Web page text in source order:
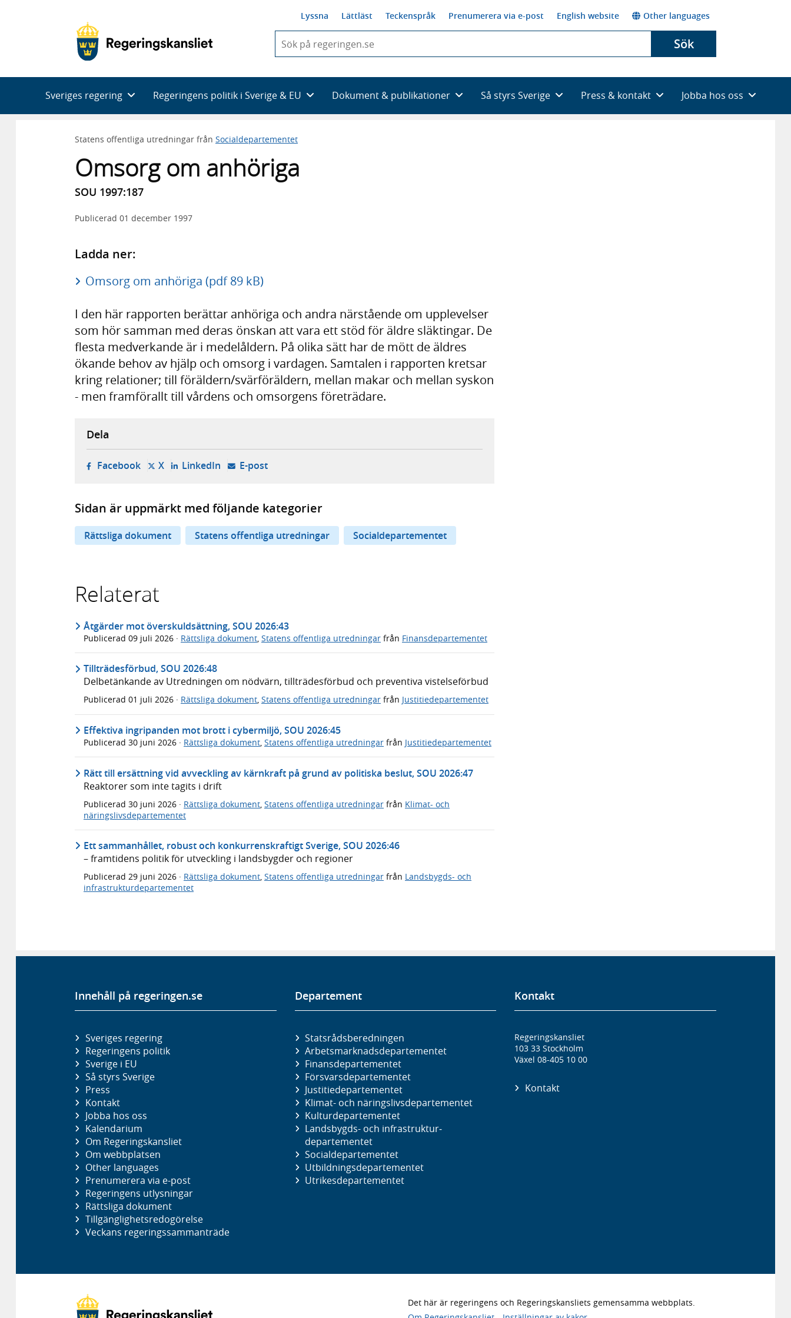
Lyssna Lättläst Teckenspråk Prenumerera via e-post English website Other languages
du
skriva
framträder
en
med
Sök
Sveriges regering Regeringens politik i Sverige & EU Dokument & publikationer Så styrs Sverige Press & kontakt Jobba hos oss
Statens offentliga utredningar från Socialdepartementet
Omsorg om anhöriga
SOU 1997:187
Publicerad 01 december 1997
Ladda ner:
Omsorg om anhöriga (pdf 89 kB)
I den här rapporten berättar anhöriga och andra närstående om upplevelser
som hör samman med deras önskan att vara ett stöd för äldre släktingar. De
flesta medverkande är i medelåldern. På olika sätt har de mött de äldres
ökande behov av hjälp och omsorg i vardagen. Samtalen i rapporten kretsar
kring relationer; till föräldern/svärföräldern, mellan makar och mellan syskon
- men framförallt till vårdens och omsorgens företrädare.
Dela
Facebook- öppnas i ny flik, extern webbplats,
X- öppnas i ny flik, extern webbplats,
LinkedIn- öppnas i ny flik, extern webbplats,
E-post- öppnar din e-postklient,
Sidan är uppmärkt med följande kategorier
Rättsliga dokument Statens offentliga utredningar Socialdepartementet
Relaterat
Åtgärder mot överskuldsättning, SOU 2026:43
Publicerad 09 juli 2026 · Rättsliga dokument Statens offentliga utredningar från Finansdepartementet
Tillträdesförbud, SOU 2026:48
Delbetänkande av Utredningen om nödvärn, tillträdesförbud och preventiva vistelseförbud
Publicerad 01 juli 2026 · Rättsliga dokument, Statens offentliga utredningar från Justitiedepartementet
Effektiva ingripanden mot brott i cybermiljö, SOU 2026:45
Publicerad 30 juni 2026 · Rättsliga dokument, Statens offentliga utredningar från Justitiedepartementet
Rätt till ersättning vid avveckling av kärnkraft på grund av politiska beslut, SOU 2026:47
Reaktorer som inte tagits i drift
Publicerad 30 juni 2026 · Rättsliga dokument Statens offentliga utredningar från Klimat- och
näringslivsdepartementet
Ett sammanhållet, robust och konkurrenskraftigt Sverige, SOU 2026:46
– framtidens politik för utveckling i landsbygder och regioner
Publicerad 29 juni 2026 · Rättsliga dokument, Statens offentliga utredningar från Landsbygds- och
infrastrukturdepartementet
Innehåll på regeringen.se
Sveriges regering
Regeringens politik
Sverige i EU
Så styrs Sverige
Press
Kontakt
Jobba hos oss
Kalendarium
Om Regeringskansliet
Om webbplatsen
Other languages
Prenumerera via e-post
Regeringens utlysningar
Rättsliga dokument
Tillgänglighetsredogörelse
Veckans regeringssammanträde
Departement
Statsrådsberedningen
Arbetsmarknads­departementet
Finans­departementet
Försvars­departementet
Justitie­departementet
Klimat- och näringslivs­departementet
Kultur­departementet
Landsbygds- och infrastruktur­
departementet
Social­departementet
Utbildnings­departementet
Utrikes­departementet
Kontakt
Regeringskansliet
103 33 Stockholm
Växel 08-405 10 00
Kontakt
Det här är regeringens och Regeringskansliets gemensamma webbplats.